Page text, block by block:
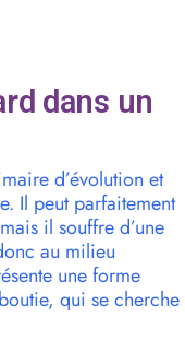
dans un
d’évolution et
Il peut parfaitement
il souffre d’une
au milieu
une forme
qui se cherche